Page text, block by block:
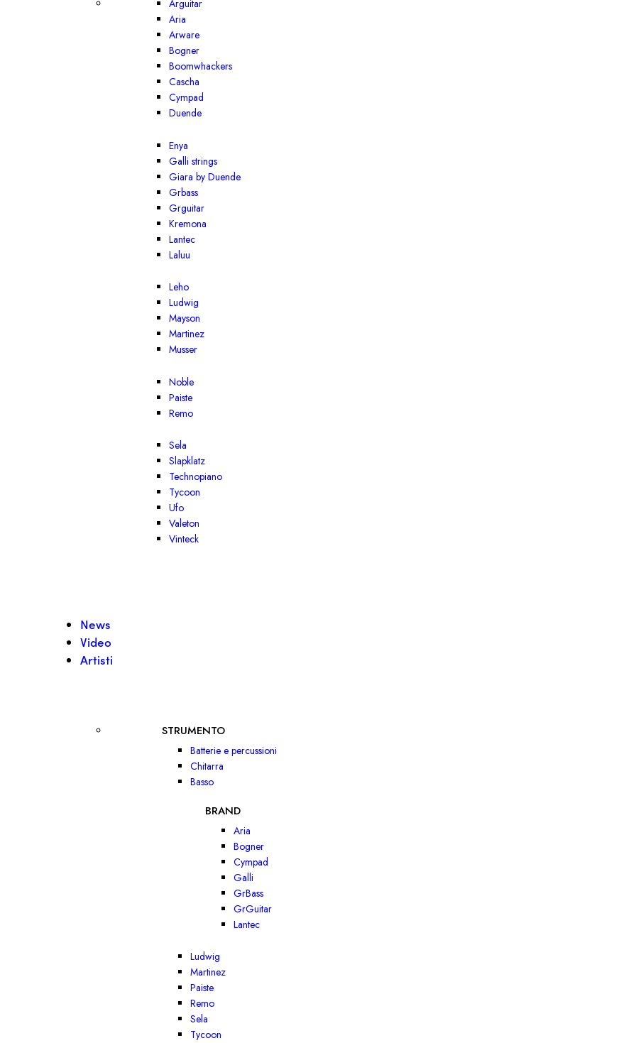
Arguitar
Aria
Arware
Bogner
Boomwhackers
Cascha
Cympad
Duende
Enya
Galli strings
Giara by Duende
Grbass
Grguitar
Kremona
Lantec
Laluu
Leho
Ludwig
Mayson
Martinez
Musser
Noble
Paiste
Remo
Sela
Slapklatz
Technopiano
Tycoon
Ufo
Valeton
Vinteck
News
Video
Artisti
STRUMENTO
Batterie e percussioni
Chitarra
Basso
BRAND
Aria
Bogner
Cympad
Galli
GrBass
GrGuitar
Lantec
Ludwig
Martinez
Paiste
Remo
Sela
Tycoon